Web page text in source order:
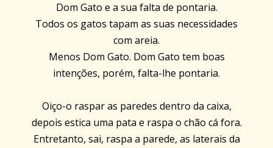
Dom Gato e a sua falta de pontaria.
Todos os gatos tapam as suas necessidades
com areia.
Menos Dom Gato. Dom Gato tem boas
intenções, porém, falta-lhe pontaria.
Oiço-o raspar as paredes dentro da caixa,
depois estica uma pata e raspa o chão cá fora.
Entretanto, sai, raspa a parede, as laterais da